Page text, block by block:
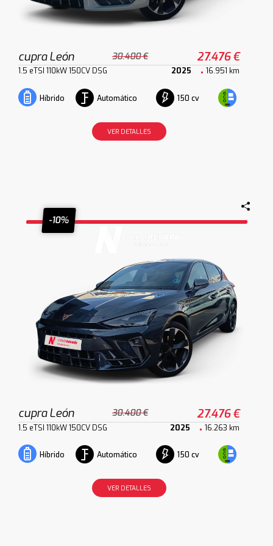
cupra León 30.400 € 27.476 €
1.5 eTSI 110kW 150CV DSG 2025 16.951 km
Híbrido Automático 150 cv
VER DETALLES
-10%
cupra León 30.400 € 27.476 €
1.5 eTSI 110kW 150CV DSG 2025 16.263 km
Híbrido Automático 150 cv
VER DETALLES